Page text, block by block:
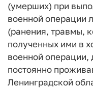
(умерших) при
военной операции
(ранения, травмы,
полученных ими в
военной операции,
постоянно
Ленинградской